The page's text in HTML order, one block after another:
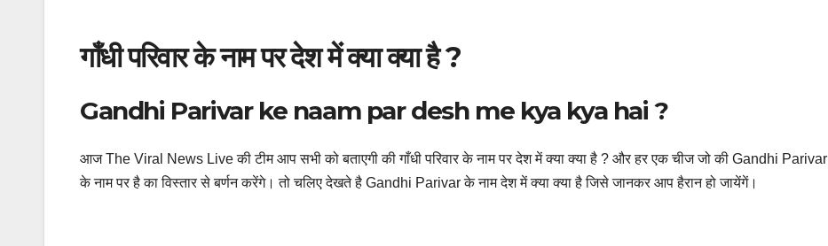
गाँधी परिवार के नाम पर देश में क्या क्या है ?
Gandhi Parivar ke naam par desh me kya kya hai ?
आज The Viral News Live की टीम आप सभी को बताएगी की गाँधी परिवार के नाम पर देश में क्या क्या है ? और हर एक चीज जो की Gandhi Parivar
के नाम पर है का विस्तार से बर्णन करेंगे। तो चलिए देखते है Gandhi Parivar के नाम देश में क्या क्या है जिसे जानकर आप हैरान हो जायेंगें।